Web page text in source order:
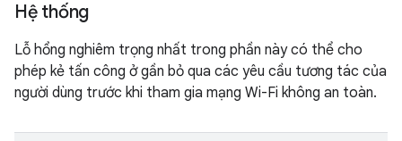
Hệ thống
Lỗ hổng nghiêm trọng nhất trong phần này có thể cho
phép kẻ tấn công ở gần bỏ qua các yêu cầu tương tác của
người dùng trước khi tham gia mạng Wi-Fi không an toàn.